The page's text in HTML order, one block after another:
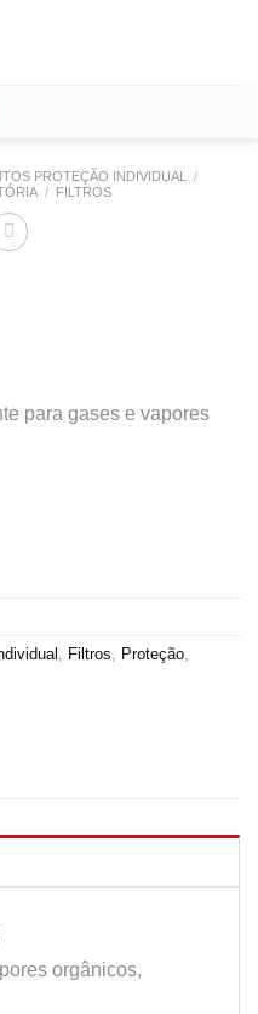
PROTEÇÃO INDIVIDUAL
/
/ FILTROS
para gases e vapores
Filtros Proteção
orgânicos,